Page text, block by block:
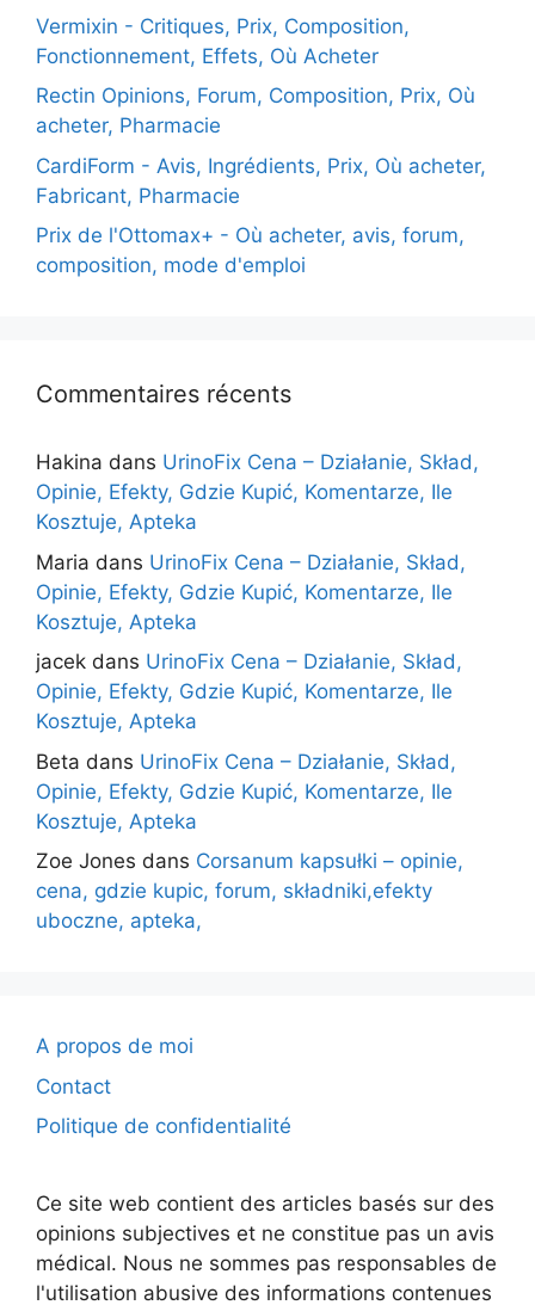
Vermixin - Critiques, Prix, Composition,
Fonctionnement, Effets, Où Acheter
Rectin Opinions, Forum, Composition, Prix, Où
acheter, Pharmacie
CardiForm - Avis, Ingrédients, Prix, Où acheter,
Fabricant, Pharmacie
Prix de l'Ottomax+ - Où acheter, avis, forum,
composition, mode d'emploi
Commentaires récents
Hakina dans UrinoFix Cena – Działanie, Skład,
Opinie, Efekty, Gdzie Kupić, Komentarze, Ile
Kosztuje, Apteka
Maria dans UrinoFix Cena – Działanie, Skład,
Opinie, Efekty, Gdzie Kupić, Komentarze, Ile
Kosztuje, Apteka
jacek dans UrinoFix Cena – Działanie, Skład,
Opinie, Efekty, Gdzie Kupić, Komentarze, Ile
Kosztuje, Apteka
Beta dans UrinoFix Cena – Działanie, Skład,
Opinie, Efekty, Gdzie Kupić, Komentarze, Ile
Kosztuje, Apteka
Zoe Jones dans Corsanum kapsułki – opinie,
cena, gdzie kupic, forum, składniki,efekty
uboczne, apteka,
A propos de moi
Contact
Politique de confidentialité
Ce site web contient des articles basés sur des
opinions subjectives et ne constitue pas un avis
médical. Nous ne sommes pas responsables de
l'utilisation abusive des informations contenues